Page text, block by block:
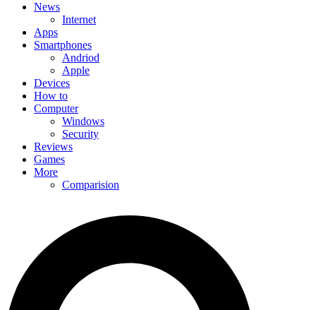
News
Internet
Apps
Smartphones
Andriod
Apple
Devices
How to
Computer
Windows
Security
Reviews
Games
More
Comparision